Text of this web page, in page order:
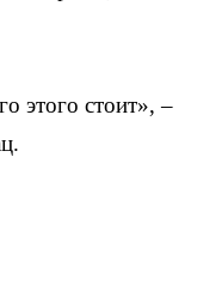
этого стоит», –